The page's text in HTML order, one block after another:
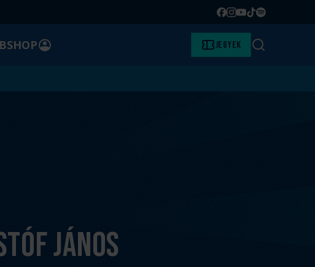
Facebook
Instagram
YouTube
TikTok
Spotify
BELÉPÉS Jegyek Keresés
János